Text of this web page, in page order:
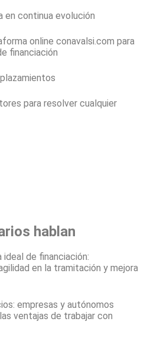
en continua evolución
online conavalsi.com para
financiación
para resolver cualquier
hablan
ideal de financiación:
en la tramitación y mejora
empresas y autónomos
ventajas de trabajar con